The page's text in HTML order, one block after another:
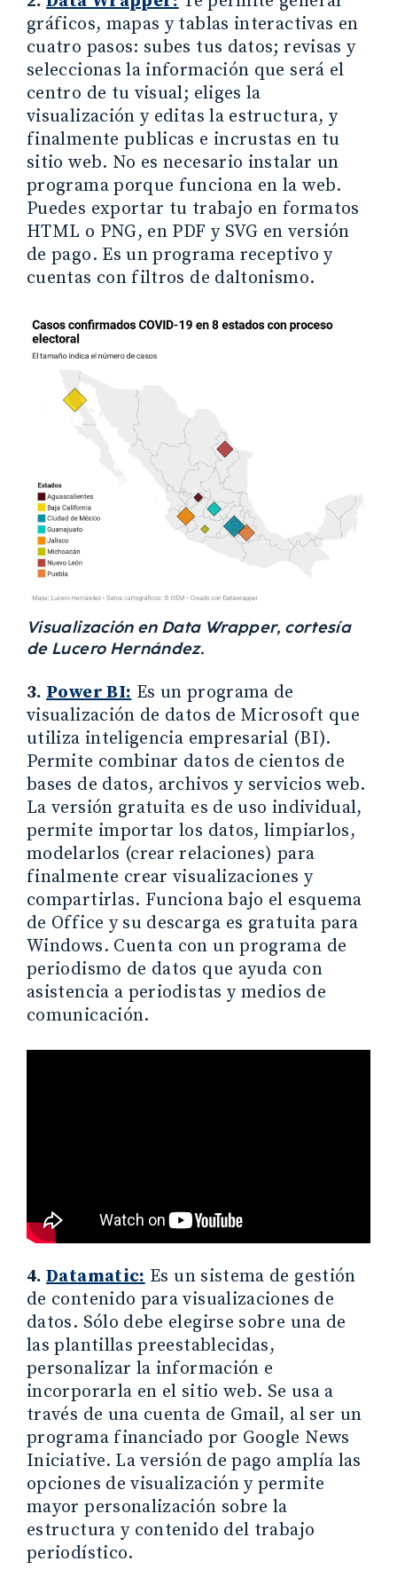
gráficos, mapas y tablas interactivas en
cuatro pasos: subes tus datos; revisas y
seleccionas la información que será el
centro de tu visual; eliges la
visualización y editas la estructura, y
finalmente publicas e incrustas en tu
sitio web. No es necesario instalar un
programa porque funciona en la web.
Puedes exportar tu trabajo en formatos
HTML o PNG, en PDF y SVG en versión
de pago. Es un programa receptivo y
cuentas con filtros de daltonismo.
Visualización en Data Wrapper, cortesía
de Lucero Hernández.
3. Power BI: Es un programa de
visualización de datos de Microsoft que
utiliza inteligencia empresarial (BI).
Permite combinar datos de cientos de
bases de datos, archivos y servicios web.
La versión gratuita es de uso individual,
permite importar los datos, limpiarlos,
modelarlos (crear relaciones) para
finalmente crear visualizaciones y
compartirlas. Funciona bajo el esquema
de Office y su descarga es gratuita para
Windows. Cuenta con un programa de
periodismo de datos que ayuda con
asistencia a periodistas y medios de
comunicación.
4.Datamatic: Es un sistema de gestión
de contenido para visualizaciones de
datos. Sólo debe elegirse sobre una de
las plantillas preestablecidas,
personalizar la información e
incorporarla en el sitio web. Se usa a
través de una cuenta de Gmail, al ser un
programa financiado por Google News
Iniciative. La versión de pago amplía las
opciones de visualización y permite
mayor personalización sobre la
estructura y contenido del trabajo
periodístico.